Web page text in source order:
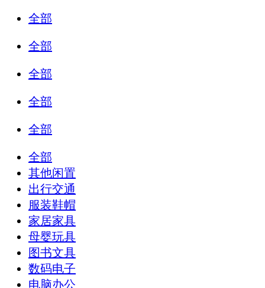
全部
全部
全部
全部
全部
全部
其他闲置
出行交通
服装鞋帽
家居家具
母婴玩具
图书文具
数码电子
电脑办公